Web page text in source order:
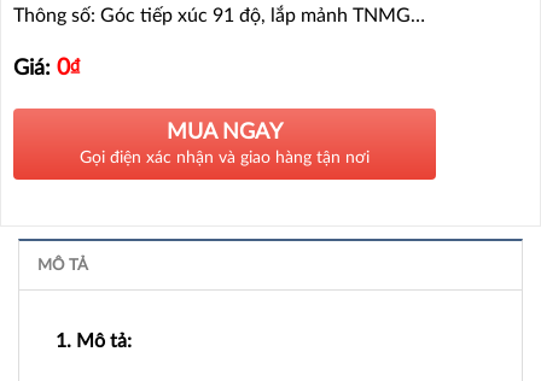
Thông số: Góc tiếp xúc 91 độ, lắp mảnh TNMG…
Giá: 0₫
MUA NGAY
Gọi điện xác nhận và giao hàng tận nơi
MÔ TẢ
1. Mô tả: